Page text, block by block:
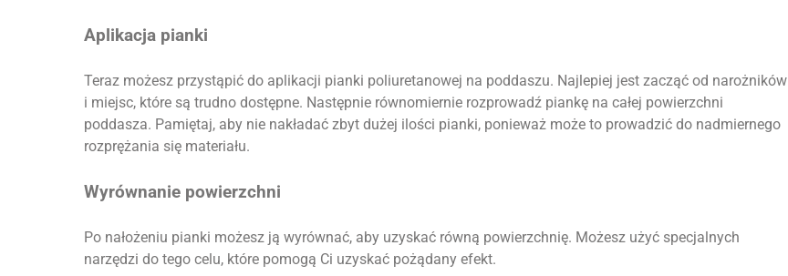
Aplikacja pianki
Teraz możesz przystąpić do aplikacji pianki poliuretanowej na poddaszu. Najlepiej jest zacząć od narożników
i miejsc, które są trudno dostępne. Następnie równomiernie rozprowadź piankę na całej powierzchni
poddasza. Pamiętaj, aby nie nakładać zbyt dużej ilości pianki, ponieważ może to prowadzić do nadmiernego
rozprężania się materiału.
Wyrównanie powierzchni
Po nałożeniu pianki możesz ją wyrównać, aby uzyskać równą powierzchnię. Możesz użyć specjalnych
narzędzi do tego celu, które pomogą Ci uzyskać pożądany efekt.